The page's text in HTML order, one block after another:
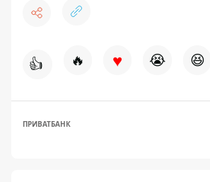
👍 🔥 ♥ 😭 😆
ПРИВАТБАНК